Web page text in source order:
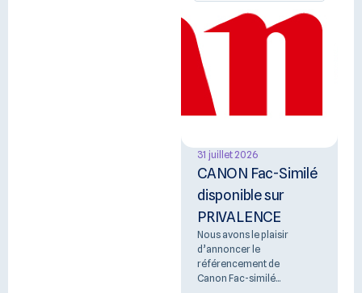
31 juillet 2026
CANON Fac-Similé
disponible sur
PRIVALENCE
Nous avons le plaisir
d’annoncer le
référencement de
Canon Fac-similé...